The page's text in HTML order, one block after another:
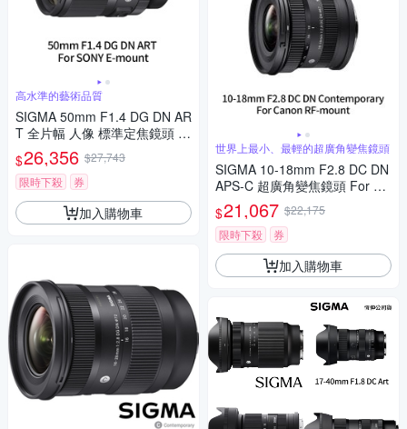
高水準的藝術品質
SIGMA 50mm F1.4 DG DN AR
T 全片幅 人像 標準定焦鏡頭 F
or SONY E-mount (公司貨)
$26,356 $27,743
限時下殺
券
加入購物車
世界上最小、最輕的超廣角變焦鏡頭
SIGMA 10-18mm F2.8 DC DN
APS-C 超廣角變焦鏡頭 For Ca
non RF-mount (公司貨)
$21,067 $22,175
限時下殺
券
加入購物車